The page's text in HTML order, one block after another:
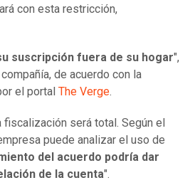
con esta restricción,
suscripción fuera de su hogar",
de acuerdo con la
el portal The Verge.
será total. Según el
puede analizar el uso de
del acuerdo podría dar
de la cuenta".